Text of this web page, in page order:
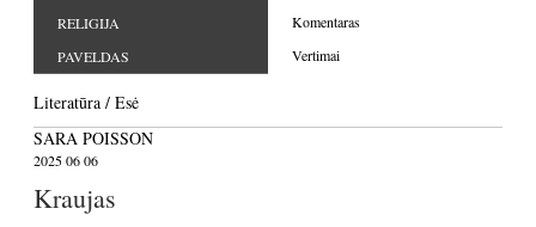
RELIGIJA
PAVELDAS
Komentaras
Vertimai
Literatūra / Esė
SARA POISSON
2025 06 06
Kraujas